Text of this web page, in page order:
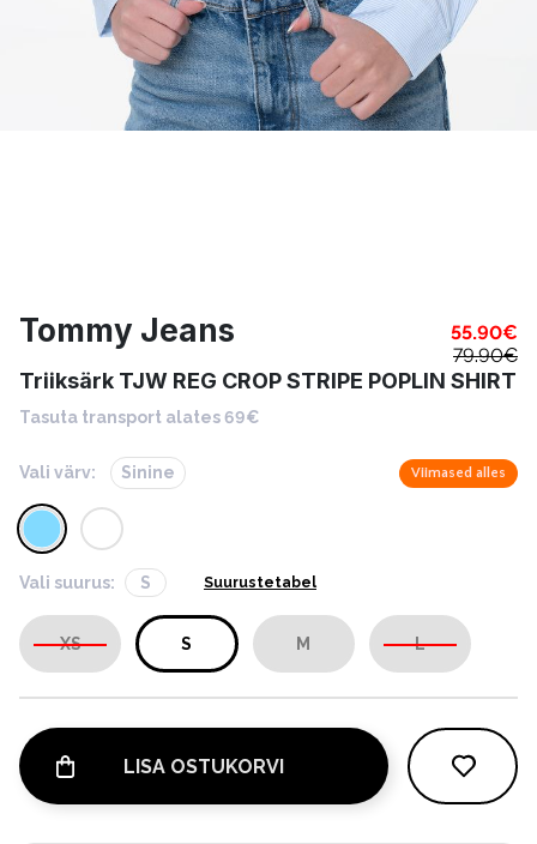
Tommy Jeans 55.90€
79.90€
Triiksärk TJW REG CROP STRIPE POPLIN SHIRT
Tasuta transport alates 69€
Vali värv: Sinine Viimased alles
Vali suurus: S Suurustetabel
XS S M L
LISA OSTUKORVI